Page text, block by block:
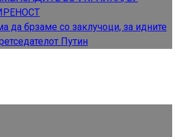
да брзаме со заклучоци, за идните
Путин